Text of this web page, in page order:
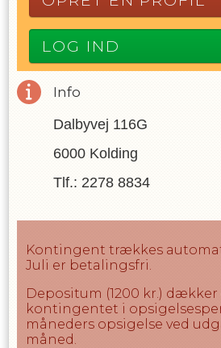
LOG IND
Info
Dalbyvej 116G
6000 Kolding
Tlf.: 2278 8834
Kontingent trækkes
Juli er betalingsfri.
Depositum (1200 kr.) dækker
kontingentet i
måneders opsigelse ved
måned.